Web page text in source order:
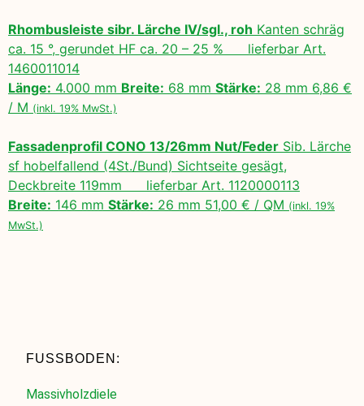
Rhombusleiste sibr. Lärche IV/sgl., roh Kanten schräg
ca. 15 °, gerundet HF ca. 20 – 25 % lieferbar Art.
1460011014
Länge: 4.000 mm Breite: 68 mm Stärke: 28 mm 6,86 €
/ M (inkl. 19% MwSt.)
Fassadenprofil CONO 13/26mm Nut/Feder Sib. Lärche
sf hobelfallend (4St./Bund) Sichtseite gesägt,
Deckbreite 119mm lieferbar Art. 1120000113
Breite: 146 mm Stärke: 26 mm 51,00 € / QM (inkl. 19%
MwSt.)
FUSSBODEN:
Massivholzdiele